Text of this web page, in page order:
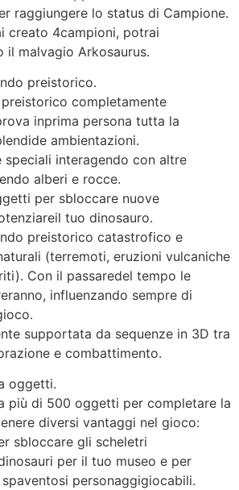
raggiungere lo status di Campione.
creato 4campioni, potrai
malvagio Arkosaurus.
preistorico.
completamente
inprima persona tutta la
ambientazioni.
speciali interagendo con altre
alberi e rocce.
per sbloccare nuove
tuo dinosauro.
preistorico catastrofico e
(terremoti, eruzioni vulcaniche
Con il passaredel tempo le
influenzando sempre di
supportata da sequenze in 3D tra
e combattimento.
oggetti.
più di 500 oggetti per completare la
diversi vantaggi nel gioco:
sbloccare gli scheletri
per il tuo museo e per
personaggigiocabili.